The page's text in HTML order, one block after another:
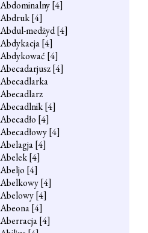
Abdominalny[4]
Abdruk[4]
Abdul-medżyd[4]
Abdykacja[4]
Abdykować [4]
Abecadarjusz[4]
Abecadlarka
Abecadlarz
Abecadlnik[4]
Abecadło [4]
Abecadłowy[4]
Abelagja[4]
Abelek[4]
Abeljo [4]
Abelkowy[4]
Abelowy[4]
Abeona[4]
Aberracja[4]